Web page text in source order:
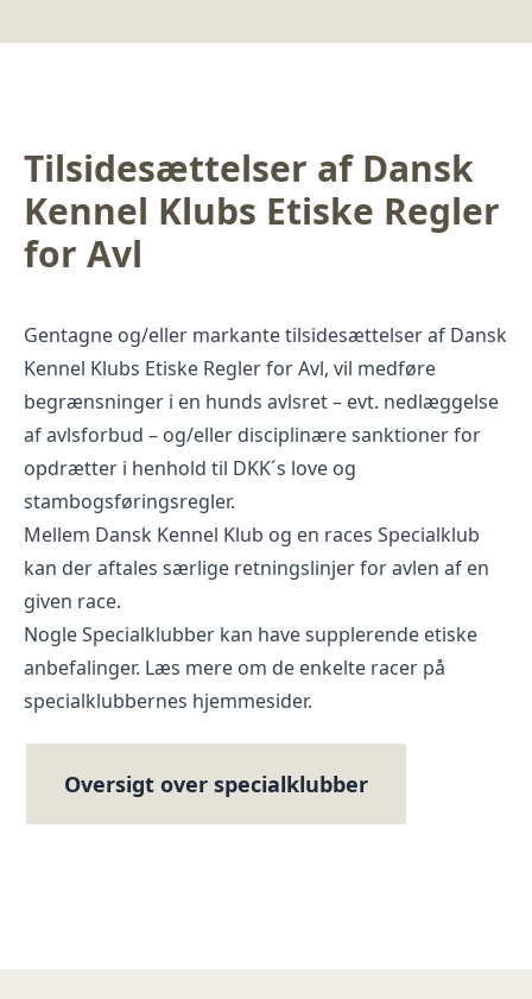
Tilsidesættelser af Dansk
Kennel Klubs Etiske Regler
for Avl
Gentagne og/eller markante tilsidesættelser af Dansk
Kennel Klubs Etiske Regler for Avl, vil medføre
begrænsninger i en hunds avlsret – evt. nedlæggelse
af avlsforbud – og/eller disciplinære sanktioner for
opdrætter i henhold til DKK´s love og
stambogsføringsregler.
Mellem Dansk Kennel Klub og en races Specialklub
kan der aftales særlige retningslinjer for avlen af en
given race.
Nogle Specialklubber kan have supplerende etiske
anbefalinger. Læs mere om de enkelte racer på
specialklubbernes hjemmesider.
Oversigt over specialklubber